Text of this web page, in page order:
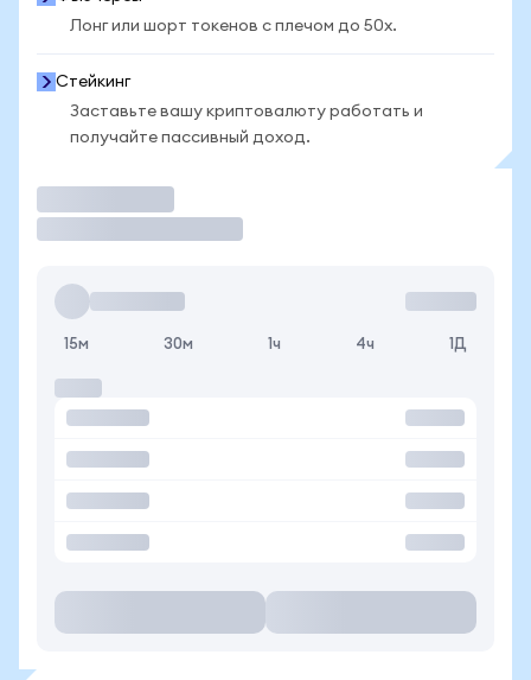
Лонг или шорт токенов с плечом до 50x.
Стейкинг
Заставьте вашу криптовалюту работать и
получайте пассивный доход.
15м 30м 1ч 4ч 1Д